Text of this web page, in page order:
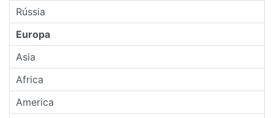
Rússia
Europa
Asia
Africa
America